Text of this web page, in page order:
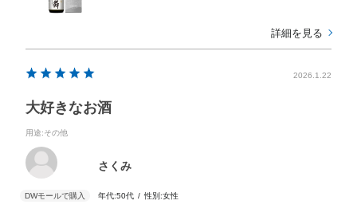
詳細を見る
2026.1.22
大好きなお酒
用途:その他
さくみ
年代:50代 性別:女性